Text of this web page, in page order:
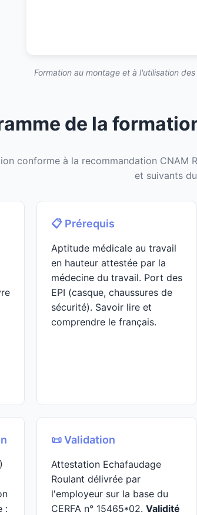
Formation au montage et à l'utilisation
de la
conforme à la recommandation CNAM
et suivants
📋 Prérequis
Aptitude médicale au travail
en hauteur attestée par la
médecine du travail. Port des
EPI (casque, chaussures de
sécurité). Savoir lire et
comprendre le français.
:
📜 Validation
Attestation Echafaudage
Roulant délivrée par
l'employeur sur la base du
CERFA n° 15465*02. Validité